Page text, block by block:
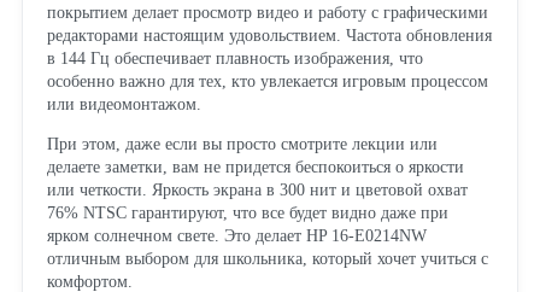
покрытием делает просмотр видео и работу с графическими
редакторами настоящим удовольствием. Частота обновления
в 144 Гц обеспечивает плавность изображения, что
особенно важно для тех, кто увлекается игровым процессом
или видеомонтажом.
При этом, даже если вы просто смотрите лекции или
делаете заметки, вам не придется беспокоиться о яркости
или четкости. Яркость экрана в 300 нит и цветовой охват
76% NTSC гарантируют, что все будет видно даже при
ярком солнечном свете. Это делает HP 16-E0214NW
отличным выбором для школьника, который хочет учиться с
комфортом.